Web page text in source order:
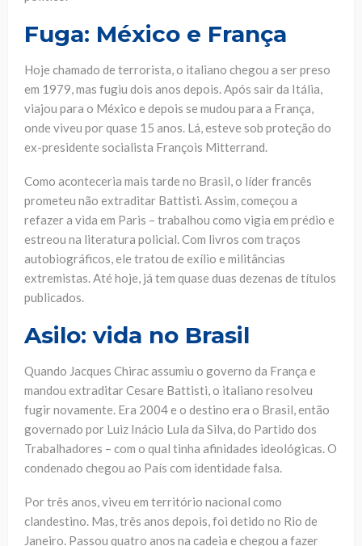
Fuga: México e França
Hoje chamado de terrorista, o italiano chegou a ser preso
em 1979, mas fugiu dois anos depois. Após sair da Itália,
viajou para o México e depois se mudou para a França,
onde viveu por quase 15 anos. Lá, esteve sob proteção do
ex-presidente socialista François Mitterrand.
Como aconteceria mais tarde no Brasil, o líder francês
prometeu não extraditar Battisti. Assim, começou a
refazer a vida em Paris – trabalhou como vigia em prédio e
estreou na literatura policial. Com livros com traços
autobiográficos, ele tratou de exílio e militâncias
extremistas. Até hoje, já tem quase duas dezenas de títulos
publicados.
Asilo: vida no Brasil
Quando Jacques Chirac assumiu o governo da França e
mandou extraditar Cesare Battisti, o italiano resolveu
fugir novamente. Era 2004 e o destino era o Brasil, então
governado por Luiz Inácio Lula da Silva, do Partido dos
Trabalhadores – com o qual tinha afinidades ideológicas. O
condenado chegou ao País com identidade falsa.
Por três anos, viveu em território nacional como
clandestino. Mas, três anos depois, foi detido no Rio de
Janeiro. Passou quatro anos na cadeia e chegou a fazer